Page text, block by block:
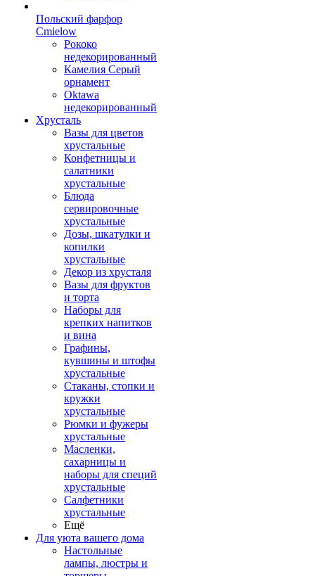
Польский фарфор
Сmielow
Рококо
недекорированный
Камелия Серый
орнамент
Oktawa
недекорированный
Хрусталь
Вазы для цветов
хрустальные
Конфетницы и
салатники
хрустальные
Блюда
сервировочные
хрустальные
Дозы, шкатулки и
копилки
хрустальные
Декор из хрусталя
Вазы для фруктов
и торта
Наборы для
крепких напитков
и вина
Графины,
кувшины и штофы
хрустальные
Стаканы, стопки и
кружки
хрустальные
Рюмки и фужеры
хрустальные
Масленки,
сахарницы и
наборы для специй
хрустальные
Салфетники
хрустальные
Ещё
Для уюта вашего дома
Настольные
лампы, люстры и